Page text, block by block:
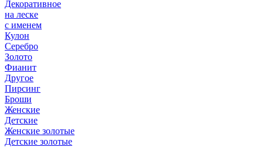
Декоративное
на леске
с именем
Кулон
Серебро
Золото
Фианит
Другое
Пирсинг
Броши
Женские
Детские
Женские золотые
Детские золотые